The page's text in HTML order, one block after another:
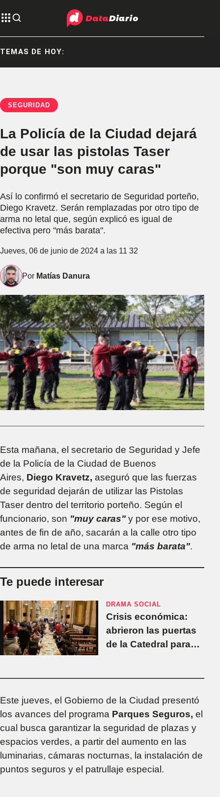
TEMAS DE HOY:
SEGURIDAD
La Policía de la Ciudad dejará
de usar las pistolas Taser
porque "son muy caras"
Así lo confirmó el secretario de Seguridad porteño,
Diego Kravetz. Serán remplazadas por otro tipo de
arma no letal que, según explicó es igual de
efectiva pero "más barata".
Jueves, 06 de junio de 2024 a las 11 32
Por Matías Danura
Esta mañana, el secretario de Seguridad y Jefe
de la Policía de la Ciudad de Buenos
Aires, Diego Kravetz, aseguró que las fuerzas
de seguridad dejarán de utilizar las Pistolas
Taser dentro del territorio porteño. Según el
funcionario, son "muy caras" y por ese motivo,
antes de fin de año, sacarán a la calle otro tipo
de arma no letal de una marca "más barata".
Te puede interesar
DRAMA SOCIAL
Crisis económica:
abrieron las puertas
de la Catedral para
Este jueves, el Gobierno de la Ciudad presentó
los avances del programa Parques Seguros, el
cual busca garantizar la seguridad de plazas y
espacios verdes, a partir del aumento en las
luminarias, cámaras nocturnas, la instalación de
puntos seguros y el patrullaje especial.